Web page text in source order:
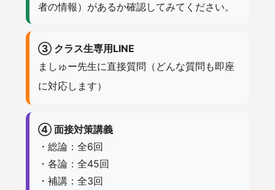
者の情報）があるか確認してみてください。
③ クラス生専用LINE
ましゅー先生に直接質問（どんな質問も即座
に対応します）
④ 面接対策講義
・総論：全6回
・各論：全45回
・補講：全3回